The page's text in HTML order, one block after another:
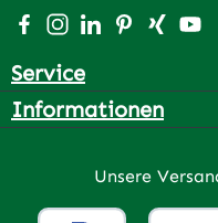
Besuche uns auf
Schau auf
Vernetze dich
Lass dich
Service
Informationen
Unsere